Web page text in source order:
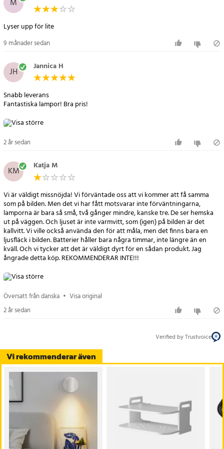
Vi rekommenderar även
M
Lyser upp för lite
9 månader sedan
JH Jannica H
Snabb leverans
Fantastiska lampor! Bra pris!
2 år sedan
KM Katja M
Vi är väldigt missnöjda! Vi förväntade oss att vi kommer att få samma
som på bilden. Men det vi har fått motsvarar inte förväntningarna,
lamporna är bara så små, två gånger mindre, kanske tre. De ser hemska
ut på väggen. Och ljuset är inte varmvitt, som (igen) på bilden är det
kallvitt. Vi ville också använda den för att måla, men det finns bara en
ljusfläck i bilden. Batterier håller bara några timmar, inte längre än en
kväll. Och vi tycker att det är väldigt dyrt för en sådan produkt. Jag
ångrade detta köp. REKOMMENDERAR INTE!!!
Översatt från danska • Visa original
2 år sedan
Verified by Trustvoice